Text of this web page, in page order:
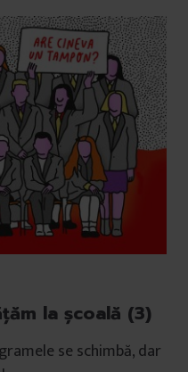
la școală (3)
se schimbă, dar